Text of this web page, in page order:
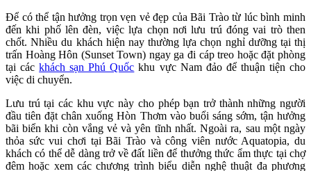
Để có thể tận hưởng trọn vẹn vẻ đẹp của Bãi Trào từ lúc bình minh
đến khi phố lên đèn, việc lựa chọn nơi lưu trú đóng vai trò then
chốt. Nhiều du khách hiện nay thường lựa chọn nghỉ dưỡng tại thị
trấn Hoàng Hôn (Sunset Town) ngay ga đi cáp treo hoặc đặt phòng
tại cáckhách sạn Phú Quốc khu vực Nam đảo để thuận tiện cho
việc di chuyển.
Lưu trú tại các khu vực này cho phép bạn trở thành những người
đầu tiên đặt chân xuống Hòn Thơm vào buổi sáng sớm, tận hưởng
bãi biển khi còn vắng vẻ và yên tĩnh nhất. Ngoài ra, sau một ngày
thỏa sức vui chơi tại Bãi Trào và công viên nước Aquatopia, du
khách có thể dễ dàng trở về đất liền để thưởng thức ẩm thực tại chợ
đêm hoặc xem các chương trình biểu diễn nghệ thuật đa phương